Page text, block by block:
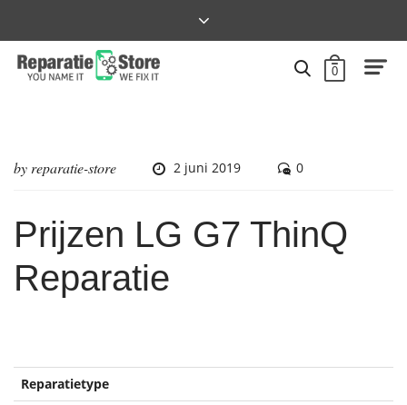
0
by reparatie-store 2 juni 2019 0
Prijzen LG G7 ThinQ
Reparatie
Reparatietype